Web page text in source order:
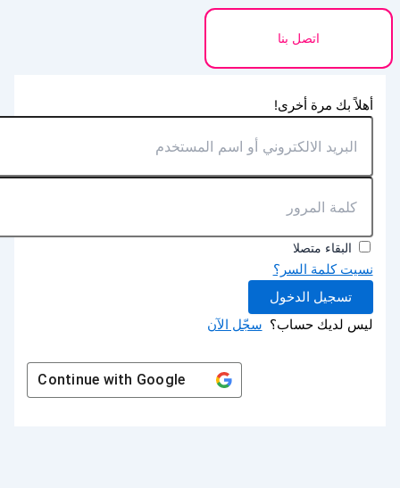
اتصل بنا
أهلاً بك مرة أخرى!
البقاء متصلا
نسيت كلمة السر؟
تسجيل الدخول
ليس لديك حساب؟ سجّل الآن
Continue withGoogle